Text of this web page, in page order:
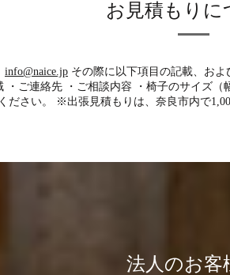
お見積もりに
info@naice.jp その際に以下項目の記載、お
・ご連絡先 ・ご相談内容 ・椅子のサイズ
ださい。 ※出張見積もりは、奈良市内で
法人のお客